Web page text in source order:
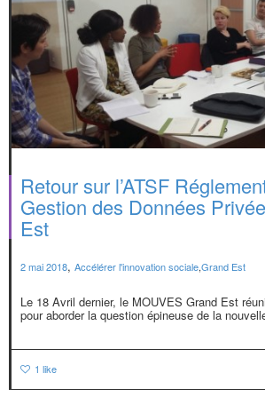
Retour sur l’ATSF
Gestion des Données
Est
2 mai 2018, Accélérer l'innovation sociale,Grand Est
Le 18 Avril dernier, le MOUVES Grand Est
pour aborder la question épineuse de la
1 like